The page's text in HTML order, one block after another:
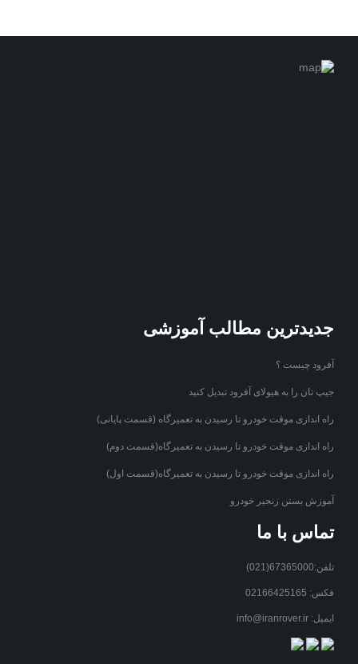
جدیدترین مطالب آموزشی
آفرود چیست ؟
جیپ تان را به هیولای آفرود تبدیل کنید
راه اندازی موقت خودرو تا رسیدن به تعمیرگاه (قسمت پایانی)
راه اندازی موقت خودرو تا رسیدن به تعمیرگاه(قسمت دوم)
راه اندازی موقت خودرو تا رسیدن به تعمیرگاه(قسمت اول)
آموزش بستن زنجیر خودرو
تماس با ما
تلفن:67365000(021)
فکس: 02166425165
ایمیل: info@iranrover.ir